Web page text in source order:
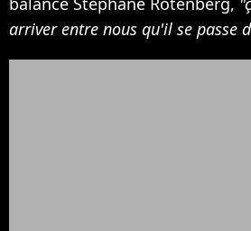
arriver entre nous qu'il se passe